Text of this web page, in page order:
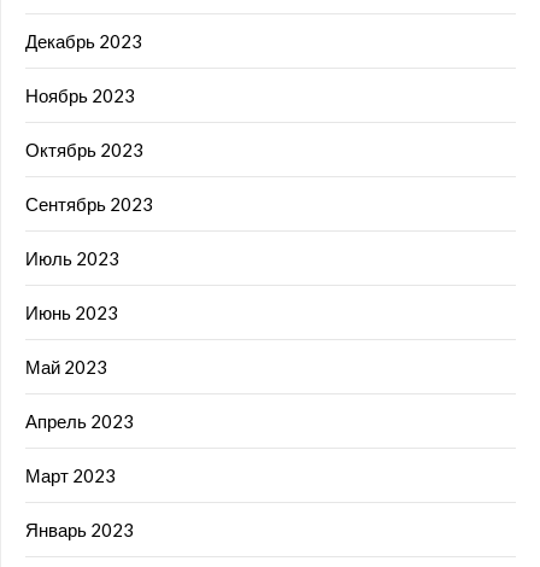
Декабрь 2023
Ноябрь 2023
Октябрь 2023
Сентябрь 2023
Июль 2023
Июнь 2023
Май 2023
Апрель 2023
Март 2023
Январь 2023